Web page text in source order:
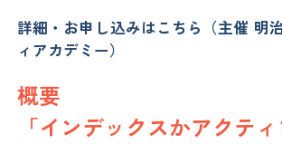
詳細・お申し込みはこちら（主催 明
ィアカデミー）
概要
「インデックスかアクティ